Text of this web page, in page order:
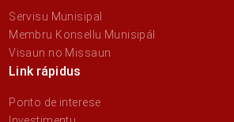
Servisu Munisipal
Membru Konsellu Munisipál
Visaun no Missaun
Link rápidus
Ponto de interese